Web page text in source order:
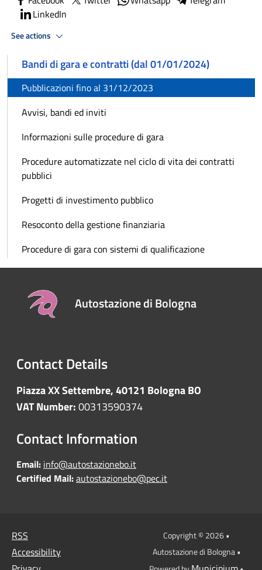
LinkedIn
See actions
Bandi di gara e contratti (dal 01/01/2024)
Pubblicazioni fino al 31/12/2023
Avvisi, bandi ed inviti
Informazioni sulle procedure di gara
Procedure automatizzate nel ciclo di vita dei contratti
pubblici
Progetti di investimento pubblico
Resoconto della gestione finanziaria
Procedure di gara con sistemi di qualificazione
Autostazione di Bologna
Contact Details
Piazza XX Settembre, 40121 Bologna BO
VAT Number:00313590374
Contact Information
Email: info@autostazionebo.it
Certified Mail:autostazionebo@pec.it
RSS
Accessibility
Copyright © 2026 •
Autostazione di Bologna •